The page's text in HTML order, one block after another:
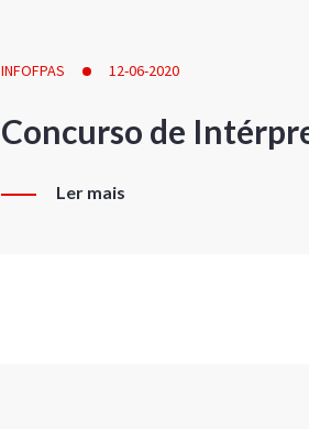
INFOFPAS 12-06-2020
Concurso de
Ler mais